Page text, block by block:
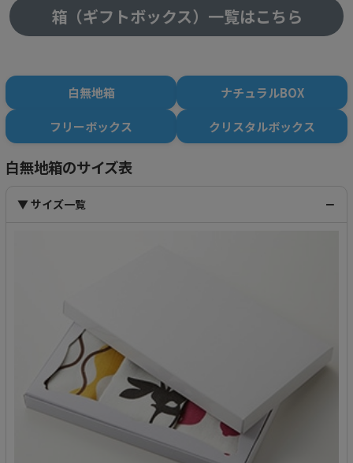
箱（ギフトボックス）一覧はこちら
白無地箱 ナチュラルBOX
フリーボックス クリスタルボックス
白無地箱のサイズ表
▼ サイズ一覧